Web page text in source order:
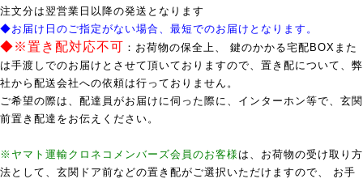
注文分は翌営業日以降の発送となります
◆お届け日のご指定がない場合、最短でのお届けとなります。
◆※置き配対応不可 ：お荷物の保全上、 鍵のかかる宅配BOXまた
は手渡しでのお届けとさせて頂いておりますので、置き配について、弊
社から配送会社への依頼は行っておりません。
ご希望の際は、配達員がお届けに伺った際に、インターホン等で、玄関
前置き配達をお伝えください。
※ヤマト運輸クロネコメンバーズ会員のお客様 は、お荷物の受け取り方
法として、玄関ドア前などの置き配がご選択いただけますので、 お手